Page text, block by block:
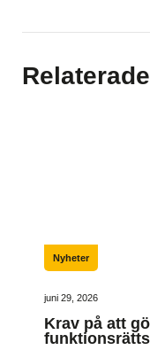
Nyheter
juni 29, 2026
Krav på att